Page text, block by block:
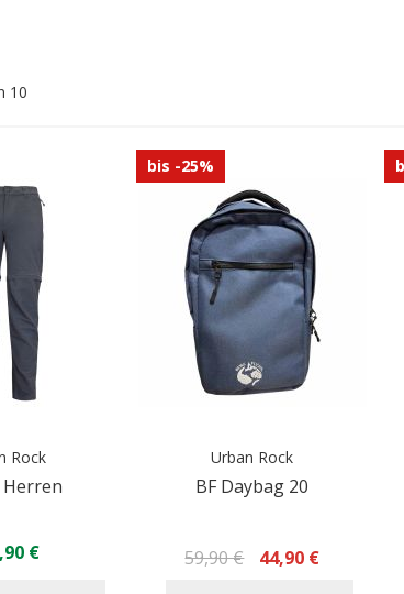
10
Rock
Herren
€
bis -25%
Urban Rock
BF Daybag 20
59,90 € 44,90 €